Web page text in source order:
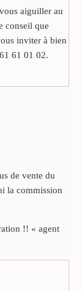
aiguiller au
conseil que
inviter à bien
61 01 02.
de vente du
la commission
!! « agent